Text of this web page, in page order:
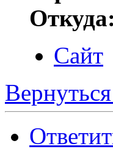
Откуда:
Сайт